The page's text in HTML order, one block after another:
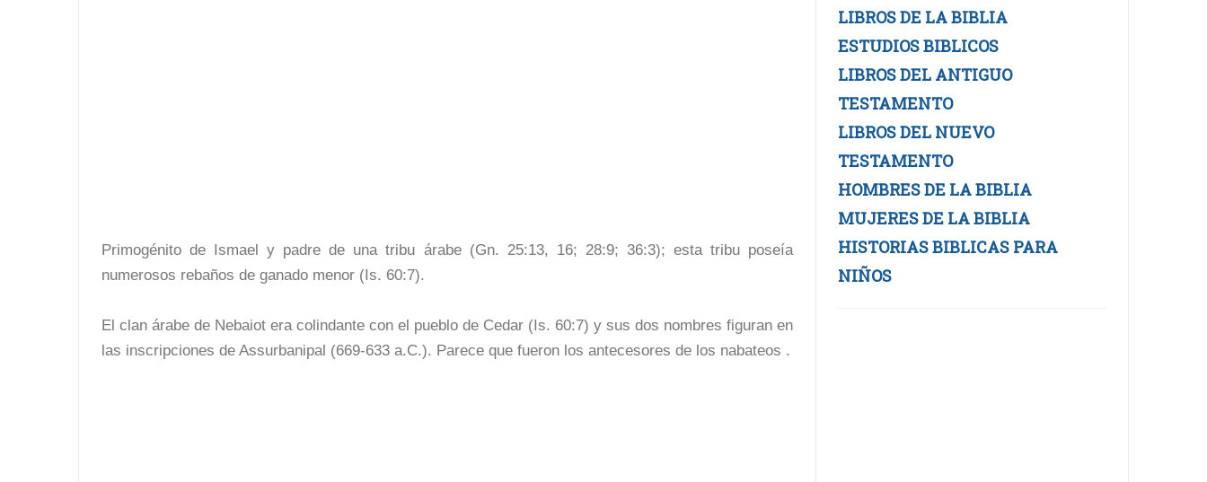
Primogénito de Ismael y padre de una tribu árabe (Gn. 25:13, 16; 28:9; 36:3); esta tribu poseía
numerosos rebaños de ganado menor (Is. 60:7).
El clan árabe de Nebaiot era colindante con el pueblo de Cedar (Is. 60:7) y sus dos nombres figuran en
las inscripciones de Assurbanipal (669-633 a.C.). Parece que fueron los antecesores de los nabateos .
LIBROS DE LA BIBLIA
ESTUDIOS BIBLICOS
LIBROS DEL ANTIGUO
TESTAMENTO
LIBROS DEL NUEVO
TESTAMENTO
HOMBRES DE LA BIBLIA
MUJERES DE LA BIBLIA
HISTORIAS BIBLICAS PARA
NIÑOS